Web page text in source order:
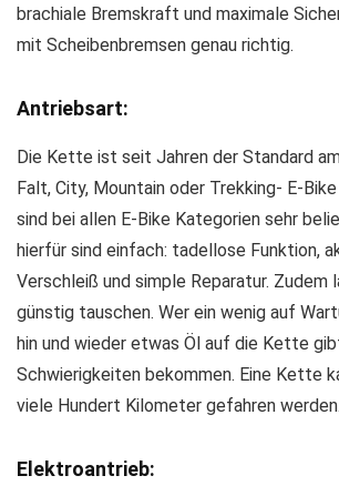
brachiale Bremskraft und maximale
mit Scheibenbremsen genau richtig.
Antriebsart:
Die Kette ist seit Jahren der Standard
Falt, City, Mountain oder Trekking- E-
sind bei allen E-Bike Kategorien sehr
hierfür sind einfach: tadellose Funktion,
Verschleiß und simple Reparatur. Zudem
günstig tauschen. Wer ein wenig auf
hin und wieder etwas Öl auf die Kette
Schwierigkeiten bekommen. Eine Kette
viele Hundert Kilometer gefahren werden.
Elektroantrieb: